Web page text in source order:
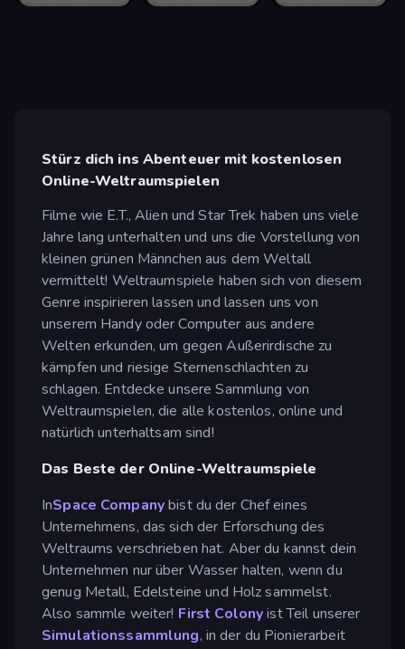
Stürz dich ins Abenteuer mit kostenlosen
Online-Weltraumspielen
Filme wie E.T., Alien und Star Trek haben uns viele
Jahre lang unterhalten und uns die Vorstellung von
kleinen grünen Männchen aus dem Weltall
vermittelt! Weltraumspiele haben sich von diesem
Genre inspirieren lassen und lassen uns von
unserem Handy oder Computer aus andere
Welten erkunden, um gegen Außerirdische zu
kämpfen und riesige Sternenschlachten zu
schlagen. Entdecke unsere Sammlung von
Weltraumspielen, die alle kostenlos, online und
natürlich unterhaltsam sind!
Das Beste der Online-Weltraumspiele
InSpace Companybist du der Chef eines
Unternehmens, das sich der Erforschung des
Weltraums verschrieben hat. Aber du kannst dein
Unternehmen nur über Wasser halten, wenn du
genug Metall, Edelsteine und Holz sammelst.
Also sammle weiter! First Colonyist Teil unserer
Simulationssammlung, in der du Pionierarbeit